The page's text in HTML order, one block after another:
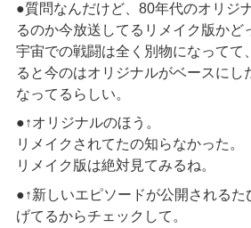
●質問なんだけど、80年代のオリジ
るのか今放送してるリメイク版かど
宇宙での戦闘は全く別物になってて
ると今のはオリジナルがベースにし
なってるらしい。
●↑オリジナルのほう。
リメイクされてたの知らなかった。
リメイク版は絶対見てみるね。
●↑新しいエピソードが公開されるた
げてるからチェックして。